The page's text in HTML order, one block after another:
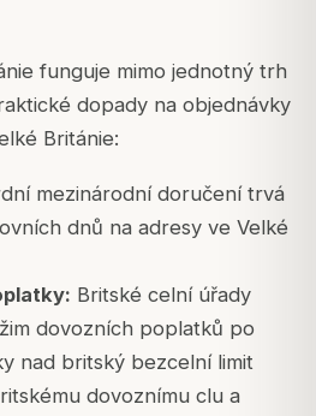
funguje mimo jednotný trh
dopady na objednávky
Británie:
mezinárodní doručení trvá
dnů na adresy ve Velké
Britské celní úřady
dovozních poplatků po
nad britský bezcelní limit
dovoznímu clu a